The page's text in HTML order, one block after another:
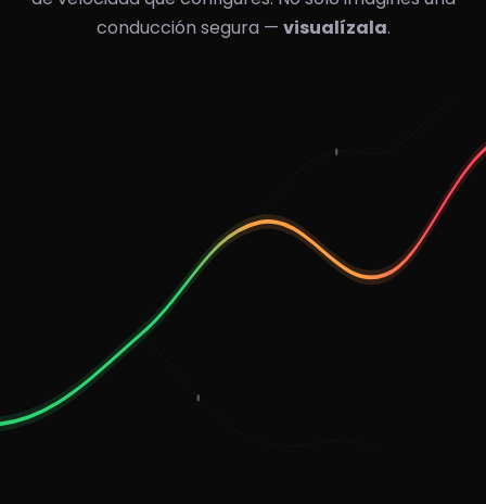
conducción segura — visualízala.